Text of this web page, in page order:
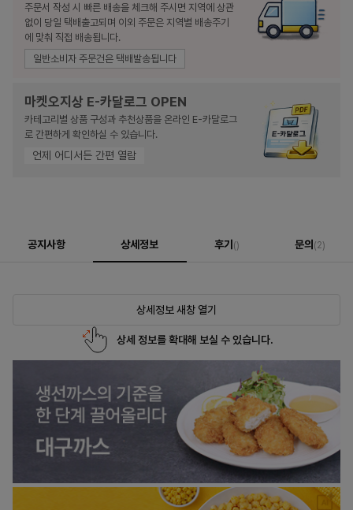
주문서 작성 시 빠른 배송을 체크해 주시면 지역에 상관
없이 당일 택배출고되며 이외 주문은 지역별 배송주기
에 맞춰 직접 배송됩니다.
일반소비자 주문건은 택배발송됩니다
마켓오지상 E-카달로그 OPEN
카테고리별 상품 구성과 추천상품을 온라인 E-카달로그
로 간편하게 확인하실 수 있습니다.
언제 어디서든 간편 열람
공지사항 상세정보 후기 () 문의 (2)
상세정보 새창 열기
상세 정보를 확대해 보실 수 있습니다.